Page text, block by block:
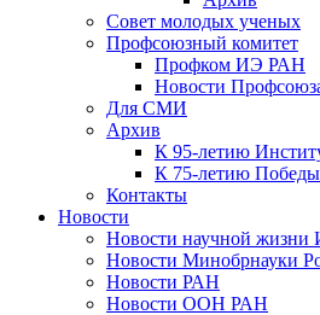
Совет молодых ученых
Профсоюзный комитет
Профком ИЭ РАН
Новости
Для СМИ
Архив
К 95-летию
К 75-летию Победы
Контакты
Новости
Новости научной жизни
Новости Минобрнауки
Новости РАН
Новости ООН РАН